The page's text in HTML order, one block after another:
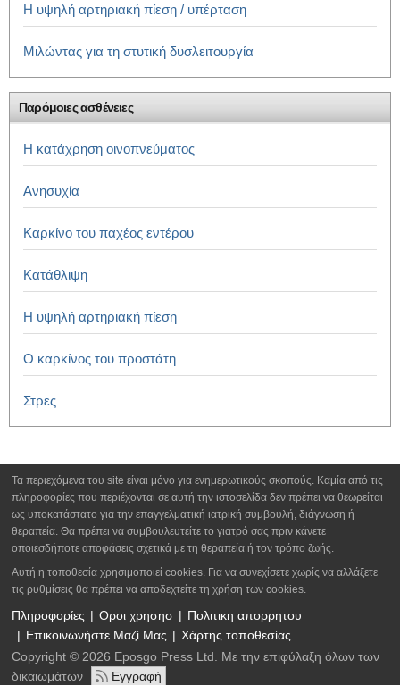
Η υψηλή αρτηριακή πίεση / υπέρταση
Μιλώντας για τη στυτική δυσλειτουργία
Παρόμοιες ασθένειες
Η κατάχρηση οινοπνεύματος
Ανησυχία
Καρκίνο του παχέος εντέρου
Κατάθλιψη
Η υψηλή αρτηριακή πίεση
Ο καρκίνος του προστάτη
Στρες
Τα περιεχόμενα του site είναι μόνο για ενημερωτικούς σκοπούς. Καμία από τις
πληροφορίες που περιέχονται σε αυτή την ιστοσελίδα δεν πρέπει να θεωρείται
ως υποκατάστατο για την επαγγελματική ιατρική συμβουλή, διάγνωση ή
θεραπεία. Θα πρέπει να συμβουλευτείτε το γιατρό σας πριν κάνετε
οποιεσδήποτε αποφάσεις σχετικά με τη θεραπεία ή τον τρόπο ζωής.
Αυτή η τοποθεσία χρησιμοποιεί cookies. Για να συνεχίσετε χωρίς να αλλάξετε
τις ρυθμίσεις θα πρέπει να αποδεχτείτε τη χρήση των cookies.
Πληροφορίες Οροι χρησησ
Πολιτικη απορρητου
Επικοινωνήστε Μαζί Μας
Χάρτης τοποθεσίας
Copyright © 2026 Eposgo Press Ltd. Με την επιφύλαξη όλων των
δικαιωμάτων
Εγγραφή